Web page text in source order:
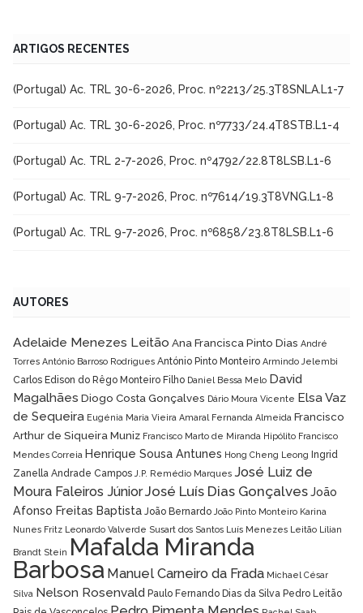
ARTIGOS RECENTES
(Portugal) Ac. TRL 30-6-2026, Proc. nº2213/25.3T8SNLA.L1-7
(Portugal) Ac. TRL 30-6-2026, Proc. nº7733/24.4T8STB.L1-4
(Portugal) Ac. TRL 2-7-2026, Proc. nº4792/22.8T8LSB.L1-6
(Portugal) Ac. TRL 9-7-2026, Proc. nº7614/19.3T8VNG.L1-8
(Portugal) Ac. TRL 9-7-2026, Proc. nº6858/23.8T8LSB.L1-6
AUTORES
Adelaide Menezes Leitão Ana Francisca Pinto Dias André
Torres António Barroso Rodrigues António Pinto Monteiro Armindo Jelembi
Carlos Edison do Rêgo Monteiro Filho Daniel Bessa Melo David
Magalhães Diogo Costa Gonçalves Dário Moura Vicente Elsa Vaz
de Sequeira Eugénia Maria Vieira Amaral Fernanda Almeida Francisco
Arthur de Siqueira Muniz Francisco Marto de Miranda Hipólito Francisco
Mendes Correia Henrique Sousa Antunes Hong Cheng Leong Ingrid
Zanella Andrade Campos J.P. Remédio Marques José Luiz de
Moura Faleiros JúniorJosé Luís Dias GonçalvesJoão
Afonso Freitas Baptista João Bernardo João Pinto Monteiro Karina
Nunes Fritz Leonardo Valverde Susart dos Santos Luís Menezes Leitão Lílian
Brandt Stein Mafalda Miranda
Barbosa Manuel Carneiro da Frada Michael César
Silva Nelson Rosenvald Paulo Fernando Dias da Silva Pedro Leitão